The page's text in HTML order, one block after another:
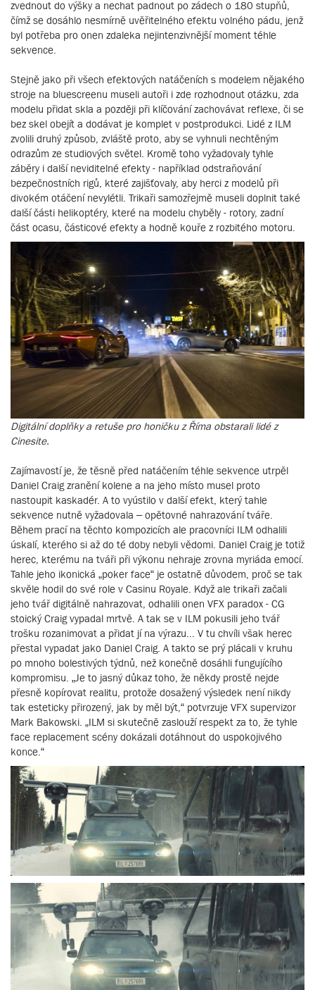
zvednout do výšky a nechat padnout po zádech o 180 stupňů,
čímž se dosáhlo nesmírně uvěřitelného efektu volného pádu, jenž
byl potřeba pro onen zdaleka nejintenzivnější moment téhle
sekvence.
Stejně jako při všech efektových natáčeních s modelem nějakého
stroje na bluescreenu museli autoři i zde rozhodnout otázku, zda
modelu přidat skla a později při klíčování zachovávat reflexe, či se
bez skel obejít a dodávat je komplet v postprodukci. Lidé z ILM
zvolili druhý způsob, zvláště proto, aby se vyhnuli nechtěným
odrazům ze studiových světel. Kromě toho vyžadovaly tyhle
záběry i další neviditelné efekty - například odstraňování
bezpečnostních rigů, které zajišťovaly, aby herci z modelů při
divokém otáčení nevylétli. Trikaři samozřejmě museli doplnit také
další části helikoptéry, které na modelu chyběly - rotory, zadní
část ocasu, částicové efekty a hodně kouře z rozbitého motoru.
Digitální doplňky a retuše pro honičku z Říma obstarali lidé z
Cinesite.
Zajímavostí je, že těsně před natáčením téhle sekvence utrpěl
Daniel Craig zranění kolene a na jeho místo musel proto
nastoupit kaskadér. A to vyústilo v další efekt, který tahle
sekvence nutně vyžadovala – opětovné nahrazování tváře.
Během prací na těchto kompozicích ale pracovníci ILM odhalili
úskalí, kterého si až do té doby nebyli vědomi. Daniel Craig je totiž
herec, kterému na tváři při výkonu nehraje zrovna myriáda emocí.
Tahle jeho ikonická „poker face“ je ostatně důvodem, proč se tak
skvěle hodil do své role v Casinu Royale. Když ale trikaři začali
jeho tvář digitálně nahrazovat, odhalili onen VFX paradox - CG
stoický Craig vypadal mrtvě. A tak se v ILM pokusili jeho tvář
trošku rozanimovat a přidat jí na výrazu... V tu chvíli však herec
přestal vypadat jako Daniel Craig. A takto se prý plácali v kruhu
po mnoho bolestivých týdnů, než konečně dosáhli fungujícího
kompromisu. „Je to jasný důkaz toho, že někdy prostě nejde
přesně kopírovat realitu, protože dosažený výsledek není nikdy
tak esteticky přirozený, jak by měl být,“ potvrzuje VFX supervizor
Mark Bakowski. „ILM si skutečně zaslouží respekt za to, že tyhle
face replacement scény dokázali dotáhnout do uspokojivého
konce.“